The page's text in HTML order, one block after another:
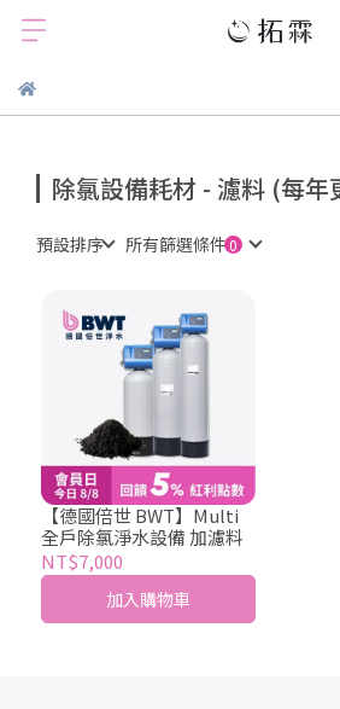
除氯設備耗材 - 濾料 (每年
預設排序 所有篩選條件
【德國倍世 BWT】Multi
全戶除氯淨水設備 加濾料
NT$7,000
加入購物車